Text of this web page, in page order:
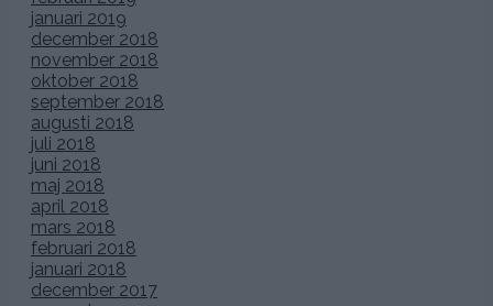
januari 2019
december 2018
november 2018
oktober 2018
september 2018
augusti 2018
juli 2018
juni 2018
maj 2018
april 2018
mars 2018
februari 2018
januari 2018
december 2017